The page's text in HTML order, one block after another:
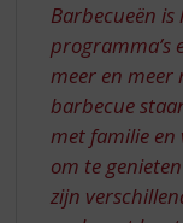
Barbecueën is
programma’s
meer en meer
barbecue
met familie en
om te
zijn